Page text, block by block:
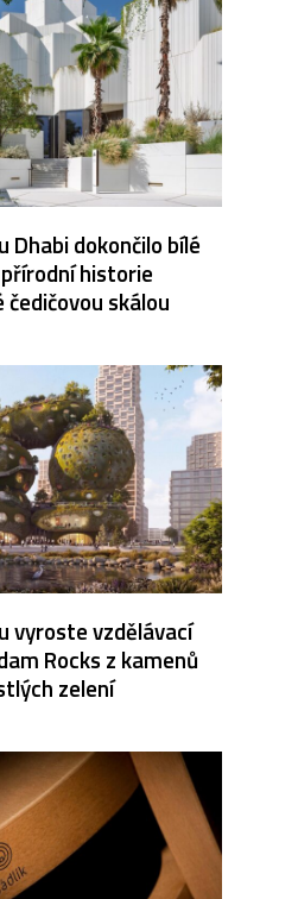
Dhabi dokončilo bílé
historie
skálou
vyroste vzdělávací
Rocks z kamenů
zelení